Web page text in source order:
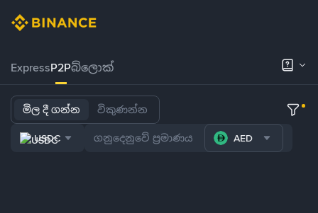
ExpressP2Pබ්ලොක්
මිල දී ගන්න විකුණන්න
USDC AED